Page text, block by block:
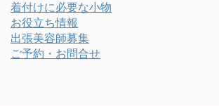
着付けに必要な小物
お役立ち情報
出張美容師募集
ご予約・お問合せ